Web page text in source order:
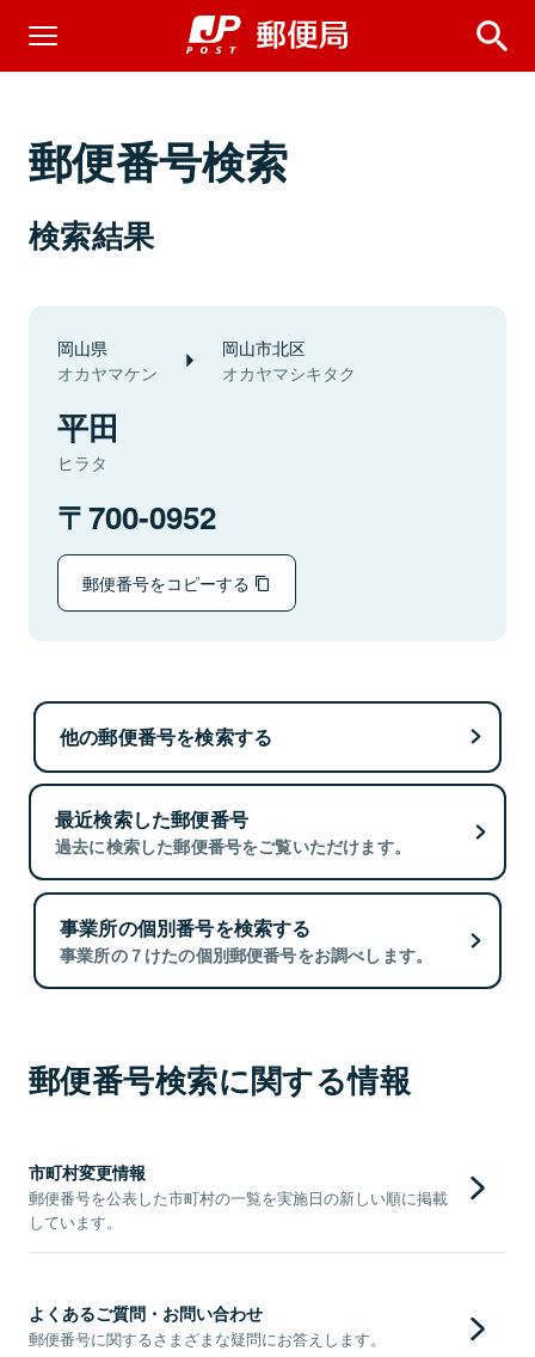
郵便番号検索
検索結果
岡山県
オカヤマケン
岡山市北区
オカヤマシキタク
平田
ヒラタ
700-0952
郵便番号をコピーする
他の郵便番号を検索する
最近検索した郵便番号
過去に検索した郵便番号をご覧いただけます。
事業所の個別番号を検索する
事業所の７けたの個別郵便番号をお調べします。
郵便番号検索に関する情報
市町村変更情報
郵便番号を公表した市町村の一覧を実施日の新しい順に掲載
しています。
よくあるご質問・お問い合わせ
郵便番号に関するさまざまな疑問にお答えします。